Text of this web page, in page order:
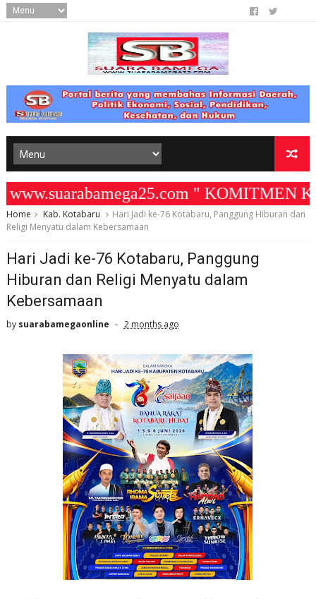
" KOMITMEN
Home Kab. Kotabaru
Hari Jadi ke-76 Kotabaru, Panggung Hiburan dan
Religi Menyatu dalam Kebersamaan
Hari Jadi ke-76 Kotabaru, Panggung
Hiburan dan Religi Menyatu dalam
Kebersamaan
by suarabamegaonline 2 months ago